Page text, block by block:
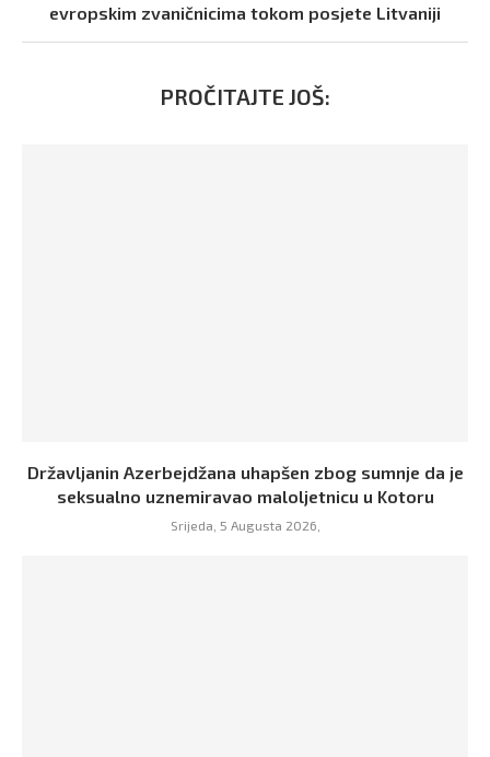
evropskim zvaničnicima tokom posjete Litvaniji
PROČITAJTE JOŠ:
Državljanin Azerbejdžana uhapšen zbog sumnje da je
seksualno uznemiravao maloljetnicu u Kotoru
Srijeda, 5 Augusta 2026,